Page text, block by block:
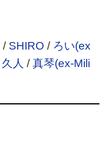
/ SHIRO / ろい(ex
久人 /真琴(ex-Mili